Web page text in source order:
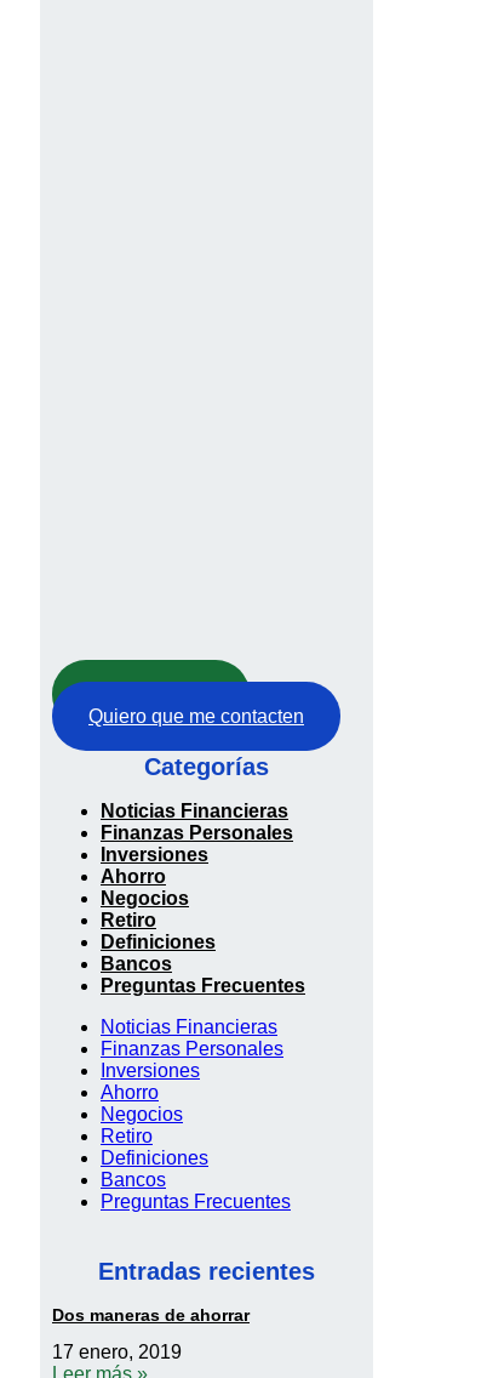
Quiero que me contacten
Categorías
Noticias Financieras
Finanzas Personales
Inversiones
Ahorro
Negocios
Retiro
Definiciones
Bancos
Preguntas Frecuentes
Noticias Financieras
Finanzas Personales
Inversiones
Ahorro
Negocios
Retiro
Definiciones
Bancos
Preguntas Frecuentes
Entradas recientes
Dos maneras de ahorrar
17 enero, 2019